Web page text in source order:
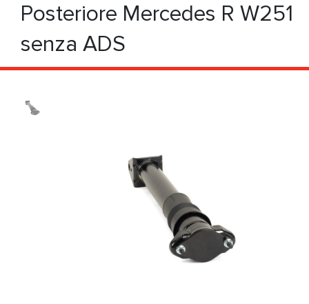
Posteriore Mercedes R W251
senza ADS